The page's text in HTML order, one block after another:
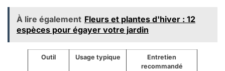
À lire également Fleurs et plantes d'hiver : 12
espèces pour égayer votre jardin
Outil Usage typique
Entretien
recommandé